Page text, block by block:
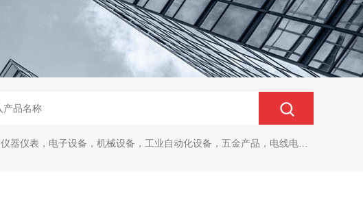
仪器仪表，电子设备，机械设备，工业自动化设备，五金产品，电线电缆，金属材料，电子